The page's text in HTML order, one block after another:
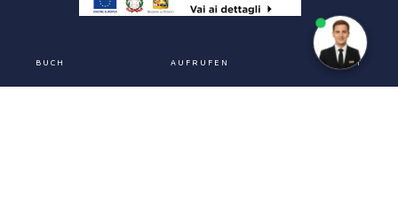
BUCH AUFRUFEN CHAT